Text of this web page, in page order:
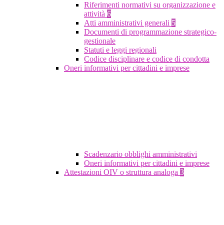
Riferimenti normativi su organizzazione e
attività 6
Atti amministrativi generali 5
Documenti di programmazione strategico-
gestionale
Statuti e leggi regionali
Codice disciplinare e codice di condotta
Oneri informativi per cittadini e imprese
Scadenzario obblighi amministrativi
Oneri informativi per cittadini e imprese
Attestazioni OIV o struttura analoga 3